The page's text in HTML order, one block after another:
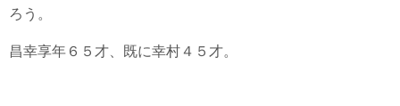
ろう。
昌幸享年６５才、既に幸村４５才。